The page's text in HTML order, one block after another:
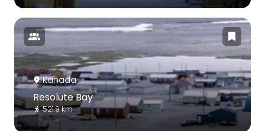
Kanada
Resolute Bay
521.9 km